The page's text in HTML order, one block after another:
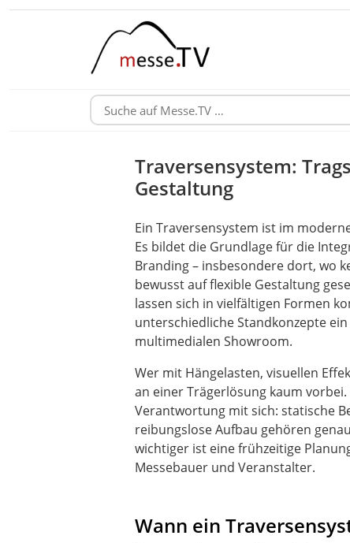
Traversensystem:
Gestaltung
Ein Traversensystem ist im
Es bildet die Grundlage für die
Branding – insbesondere dort, wo
bewusst auf flexible Gestaltung
lassen sich in vielfältigen Formen
unterschiedliche Standkonzepte
multimedialen Showroom.
Wer mit Hängelasten, visuellen
an einer Trägerlösung kaum
Verantwortung mit sich: statische
reibungslose Aufbau gehören
wichtiger ist eine frühzeitige
Messebauer und Veranstalter.
Wann ein